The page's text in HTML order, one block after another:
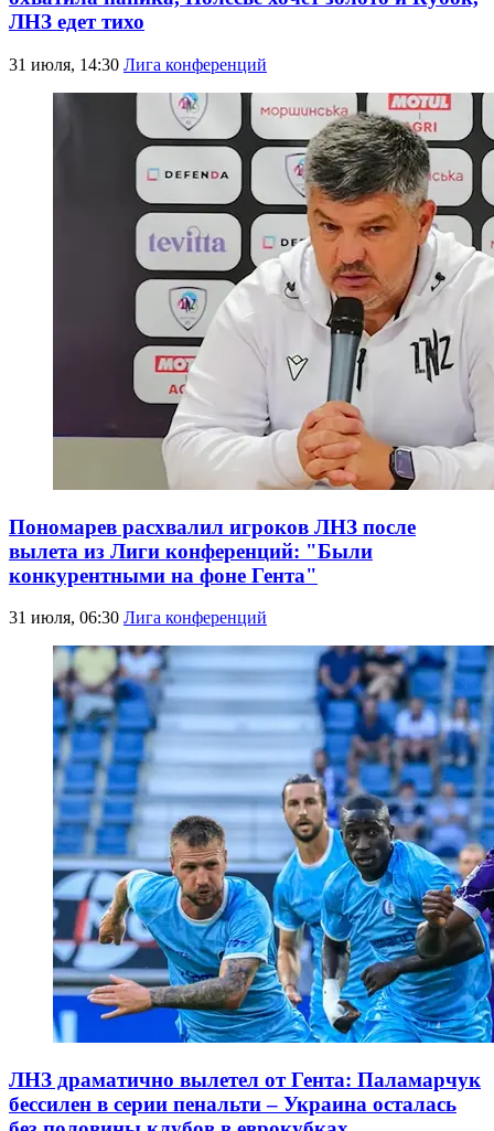
ЛНЗ едет тихо
31 июля, 14:30 Лига конференций
Пономарев расхвалил игроков ЛНЗ после
вылета из Лиги конференций: "Были
конкурентными на фоне Гента"
31 июля, 06:30 Лига конференций
ЛНЗ драматично вылетел от Гента: Паламарчук
бессилен в серии пенальти – Украина осталась